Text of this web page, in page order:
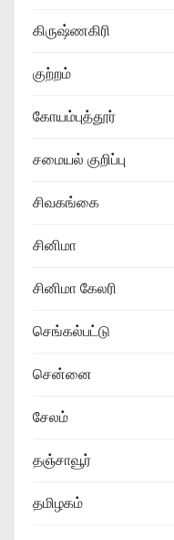
கிருஷ்ணகிரி
குற்றம்
கோயம்புத்தூர்
சமையல் குறிப்பு
சிவகங்கை
சினிமா
சினிமா கேலரி
செங்கல்பட்டு
சென்னை
சேலம்
தஞ்சாவூர்
தமிழகம்